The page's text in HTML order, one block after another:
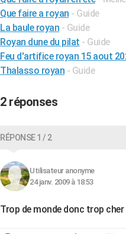
Que faire a royan - Guide
La baule royan - Guide
Royan dune du pilat - Guide
Feu d'artifice royan 15 aout
Thalasso royan - Guide
2 réponses
RÉPONSE 1 / 2
Utilisateur anonyme
24 janv. 2009 à 18:53
Trop de monde donc trop cher